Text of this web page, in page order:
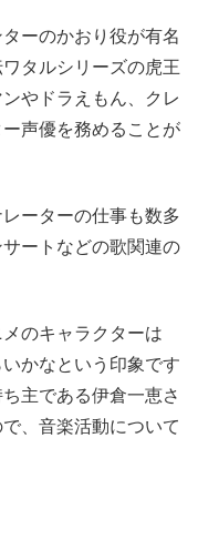
ーのかおり役が有名
タルシリーズの虎王
やドラえもん、クレ
声優を務めることが
ーターの仕事も数多
ートなどの歌関連の
のキャラクターは
かなという印象です
主である伊倉一恵さ
、音楽活動について